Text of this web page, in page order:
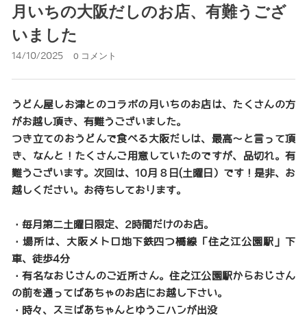
月いちの大阪だしのお店、有難うござ
いました
14/10/2025 0 コメント
うどん屋しお津とのコラボの月いちのお店は、たくさんの方
がお越し頂き、有難うございました。
つき立てのおうどんで食べる大阪だしは、最高〜と言って頂
き、なんと！たくさんご用意していたのですが、品切れ。有
難うございます。次回は、10月８日(土曜日）です！是非、お
越しください。お待ちしております。
・毎月第二土曜日限定、2時間だけのお店。
・場所は、大阪メトロ地下鉄四つ橋線「住之江公園駅」下
車、徒歩4分
・有名なおじさんのご近所さん。住之江公園駅からおじさん
の前を通ってばあちゃのお店にお越し下さい。
・時々、スミばあちゃんとゆうこハンが出没